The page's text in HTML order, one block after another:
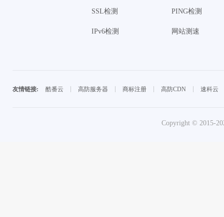
SSL检测
IPv6检测
PING检测
网站测速
友情链接: 酷番云 高防服务器 商标注册 高防CDN 速科云
Copyright © 2015-